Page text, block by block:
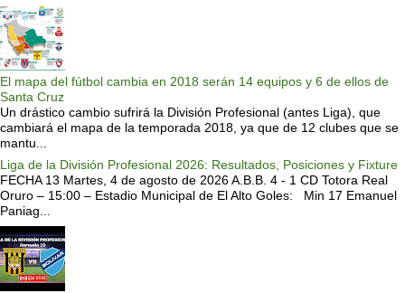
El mapa del fútbol cambia en 2018 serán 14 equipos y 6 de ellos de
Santa Cruz
Un drástico cambio sufrirá la División Profesional (antes Liga), que
cambiará el mapa de la temporada 2018, ya que de 12 clubes que se
mantu...
Liga de la División Profesional 2026: Resultados, Posiciones y Fixture
FECHA 13 Martes, 4 de agosto de 2026 A.B.B. 4 - 1 CD Totora Real
Oruro – 15:00 – Estadio Municipal de El Alto Goles: Min 17 Emanuel
Paniag...